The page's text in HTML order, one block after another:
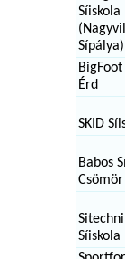
Síiskola
Sípálya)
BigFoot
Érd
SKID
Babos
Csömör
Síiskola